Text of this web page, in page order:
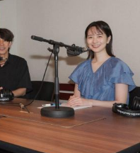
流したい一曲”にまつわ
での人生を振り返りな
を考える時間を共有しま
曲について、「お葬式
声で流したいと思っ
習して、音源として残
ているはずだから、お葬
思ってもらえたら」と